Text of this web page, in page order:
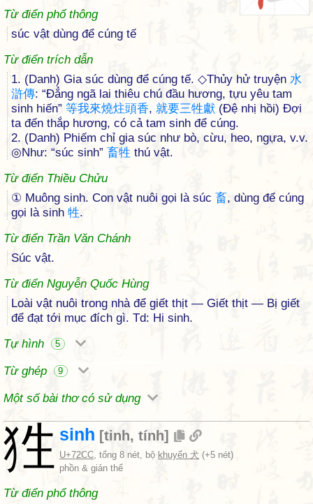
Từ điển phổ thông
súc vật dùng để cúng tế
Từ điển trích dẫn
1. (Danh) Gia súc dùng để cúng tế. ◇Thủy hử truyện 水
滸傳: “Đẳng ngã lai thiêu chú đầu hương, tựu yêu tam
sinh hiến” 等我來燒炷頭香, 就要三牲獻 (Đệ nhị hồi) Đợi
ta đến thắp hương, có cả tam sinh để cúng.
2. (Danh) Phiếm chỉ gia súc như bò, cừu, heo, ngựa, v.v.
◎Như: “súc sinh” 畜牲 thú vật.
Từ điển Thiều Chửu
① Muông sinh. Con vật nuôi gọi là súc 畜, dùng để cúng
gọi là sinh 牲.
Từ điển Trần Văn Chánh
Súc vật.
Từ điển Nguyễn Quốc Hùng
Loài vật nuôi trong nhà để giết thịt — Giết thịt — Bị giết
để đạt tới mục đích gì. Td: Hi sinh.
Tự hình
5
Từ ghép 9
Một số bài thơ có sử dụng
狌 sinh [tinh, tính]
U+72CC, tổng 8 nét, bộ khuyển 犬 (+5 nét)
phồn & giản thể
Từ điển phổ thông